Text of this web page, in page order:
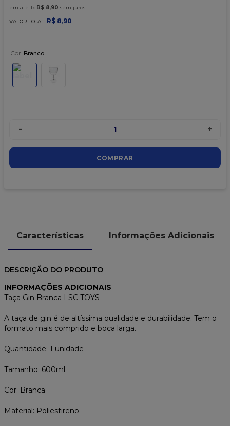
em até 1x R$ 8,90 sem juros
VALOR TOTAL: R$ 8,90
Cor: Branco
- 1 +
COMPRAR
Características Informações Adicionais
DESCRIÇÃO DO PRODUTO
INFORMAÇÕES ADICIONAIS
Taça Gin Branca LSC TOYS
A taça de gin é de altíssima qualidade e durabilidade. Tem o
formato mais comprido e boca larga.
Quantidade: 1 unidade
Tamanho: 600ml
Cor: Branca
Material: Poliestireno
caixa kraft
10º chocolate